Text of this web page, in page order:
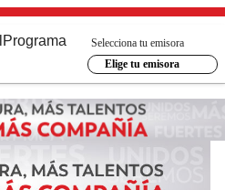
Programa
Selecciona tu emisora
Elige tu emisora